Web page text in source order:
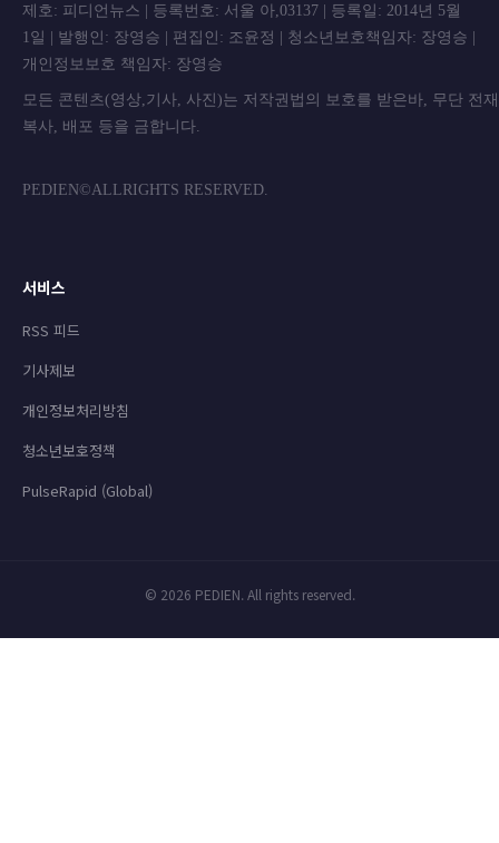
제호: 피디언뉴스 | 등록번호: 서울 아,03137 | 등록일: 2014년 5월
1일 | 발행인: 장영승 | 편집인: 조윤정 | 청소년보호책임자: 장영승 |
개인정보보호 책임자: 장영승
모든 콘텐츠(영상,기사, 사진)는 저작권법의 보호를 받은바, 무단 전
복사, 배포 등을 금합니
PEDIEN©ALLRIGHTS RESERVED.
서비스
RSS 피드
기사제보
개인정보처리방침
청소년보호정책
PulseRapid (Global)
© 2026 PEDIEN. All rights reserved.